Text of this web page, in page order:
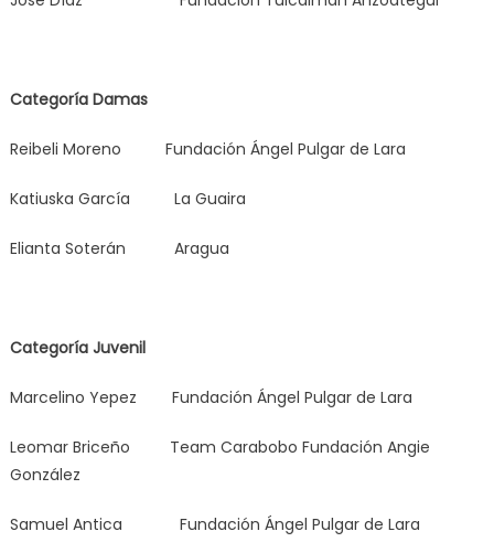
Categoría Damas
Reibeli Moreno Fundación Ángel Pulgar de Lara
Katiuska García La Guaira
Elianta Soterán Aragua
Categoría Juvenil
Marcelino Yepez Fundación Ángel Pulgar de Lara
Leomar Briceño Team Carabobo Fundación Angie
González
Samuel Antica Fundación Ángel Pulgar de Lara